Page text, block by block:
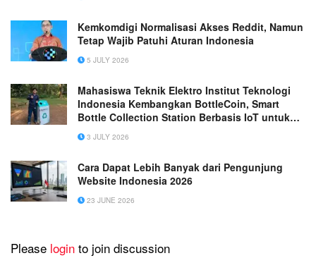
Kemkomdigi Normalisasi Akses Reddit, Namun
Tetap Wajib Patuhi Aturan Indonesia
5 JULY 2026
Mahasiswa Teknik Elektro Institut Teknologi
Indonesia Kembangkan BottleCoin, Smart
Bottle Collection Station Berbasis IoT untuk
Mendukung Daur Ulang Plastik
3 JULY 2026
Cara Dapat Lebih Banyak dari Pengunjung
Website Indonesia 2026
23 JUNE 2026
Please login to join discussion